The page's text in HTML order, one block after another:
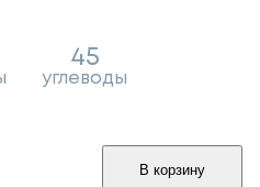
45
углеводы
В корзину